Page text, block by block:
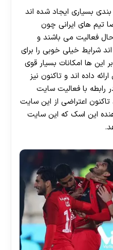
بیشتر فقط با ثبت نام در
بسیاری ایجاد شده اند
تیم های ایرانی چون
فعالیت می باشند و
شرایط خیلی خوبی را برای
این ها امکانات بسیار قوی
داده اند و تاکنون نیز
رابطه با فعالیت سایت
اعتراضی از این سایت
این اسک که این سایت